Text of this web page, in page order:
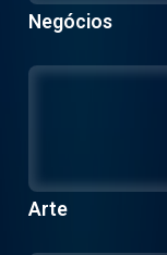
Negócios
Arte